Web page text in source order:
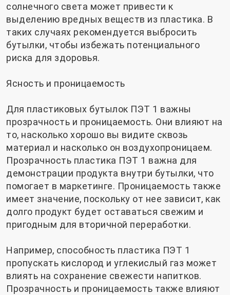
солнечного света может привести к
выделению вредных веществ из пластика. В
таких случаях рекомендуется выбросить
бутылки, чтобы избежать потенциального
риска для здоровья.
Ясность и проницаемость
Для пластиковых бутылок ПЭТ 1 важны
прозрачность и проницаемость. Они влияют на
то, насколько хорошо вы видите сквозь
материал и насколько он воздухопроницаем.
Прозрачность пластика ПЭТ 1 важна для
демонстрации продукта внутри бутылки, что
помогает в маркетинге. Проницаемость также
имеет значение, поскольку от нее зависит, как
долго продукт будет оставаться свежим и
пригодным для вторичной переработки.
Например, способность пластика ПЭТ 1
пропускать кислород и углекислый газ может
влиять на сохранение свежести напитков.
Прозрачность и проницаемость также влияют